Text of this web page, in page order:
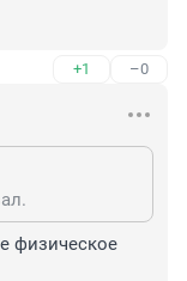
+1 –0
физическое